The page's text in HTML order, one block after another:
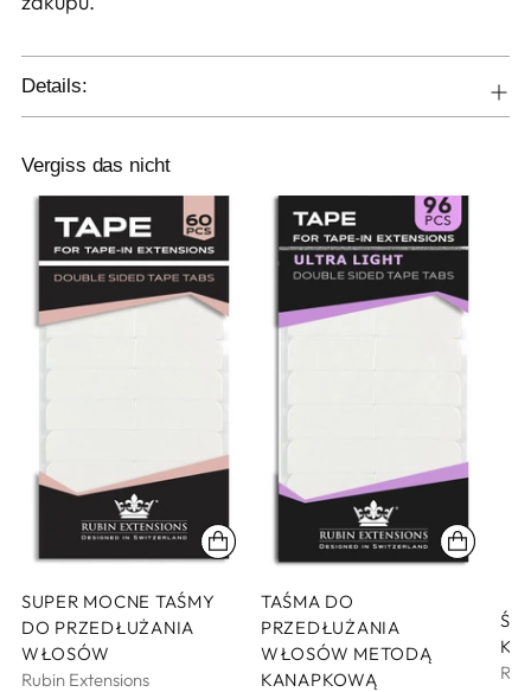
Details:
Vergiss das nicht
SUPER MOCNE TAŚMY
DO PRZEDŁUŻANIA
WŁOSÓW
Rubin Extensions
TAŚMA DO
PRZEDŁUŻANIA
WŁOSÓW METODĄ
KANAPKOWĄ